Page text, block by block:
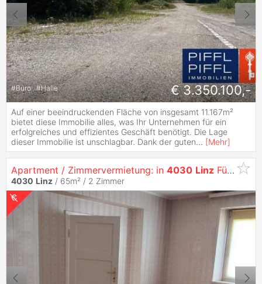
#Büro #Halle € 3.350.100,-
Auf einer beeindruckenden Fläche von insgesamt 11.167m²
bietet diese Immobilie alles, was Ihr Unternehmen für ein
erfolgreiches und effizientes Geschäft benötigt. Die Lage
dieser Immobilie ist unschlagbar. Dank der guten... [Mehr]
Apartment / Zimmervermietung: in 4030 Linz Für Arbeiter-Unterkunft, Monteure, Zweitwohnsitz-Kurzzeitmiete...
4030 Linz / 65m² / 2 Zimmer